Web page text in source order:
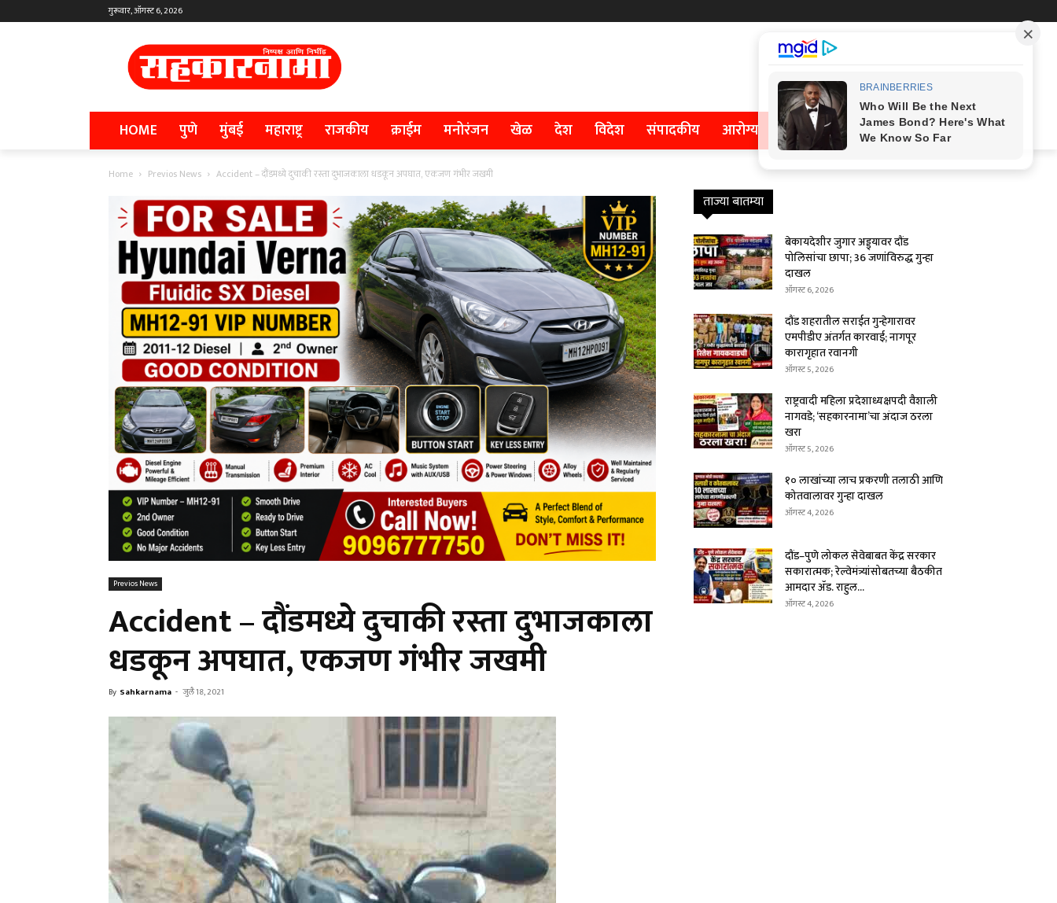
गुरूवार, ऑगस्ट 6, 2026
HOME पुणे मुंबई महाराष्ट्र राजकीय क्राईम मनोरंजन खेळ देश विदेश संपादकीय आरोग्य
Home Previos News Accident – दौंडमध्ये दुचाकी रस्ता दुभाजकाला धडकून अपघात, एकजण गंभीर जखमी
Previos News
Accident – दौंडमध्ये दुचाकी रस्ता दुभाजकाला
धडकून अपघात, एकजण गंभीर जखमी
By Sahkarnama - जुलै 18, 2021
ताज्या बातम्या
बेकायदेशीर जुगार अड्ड्यावर दौंड
पोलिसांचा छापा; 36 जणांविरुद्ध गुन्हा
दाखल
ऑगस्ट 6, 2026
दौंड शहरातील सराईत गुन्हेगारावर
एमपीडीए अंतर्गत कारवाई; नागपूर
कारागृहात रवानगी
ऑगस्ट 5, 2026
राष्ट्रवादी महिला प्रदेशाध्यक्षपदी वैशाली
नागवडे; ‘सहकारनामा’चा अंदाज ठरला
खरा
ऑगस्ट 5, 2026
१० लाखांच्या लाच प्रकरणी तलाठी आणि
कोतवालावर गुन्हा दाखल
ऑगस्ट 4, 2026
दौंड–पुणे लोकल सेवेबाबत केंद्र सरकार
सकारात्मक; रेल्वेमंत्र्यांसोबतच्या बैठकीत
आमदार ॲड. राहुल...
ऑगस्ट 4, 2026